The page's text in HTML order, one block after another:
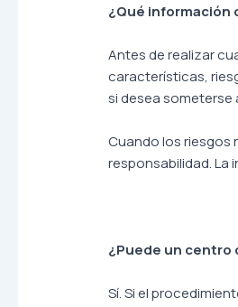
¿Qué
Antes de realizar
características,
si desea someterse
Cuando los riesgos
responsabilidad. La
¿Puede un centro
Sí. Si el